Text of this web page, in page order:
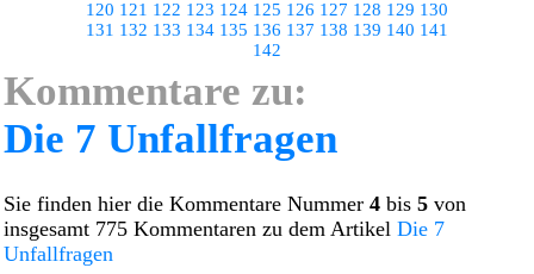
120 121 122 123 124 125 126 127 128 129 130
131 132 133 134 135 136 137 138 139 140 141
142
Kommentare zu:
Die 7 Unfallfragen
Sie finden hier die Kommentare Nummer 4 bis 5 von
insgesamt 775 Kommentaren zu dem Artikel Die 7
Unfallfragen